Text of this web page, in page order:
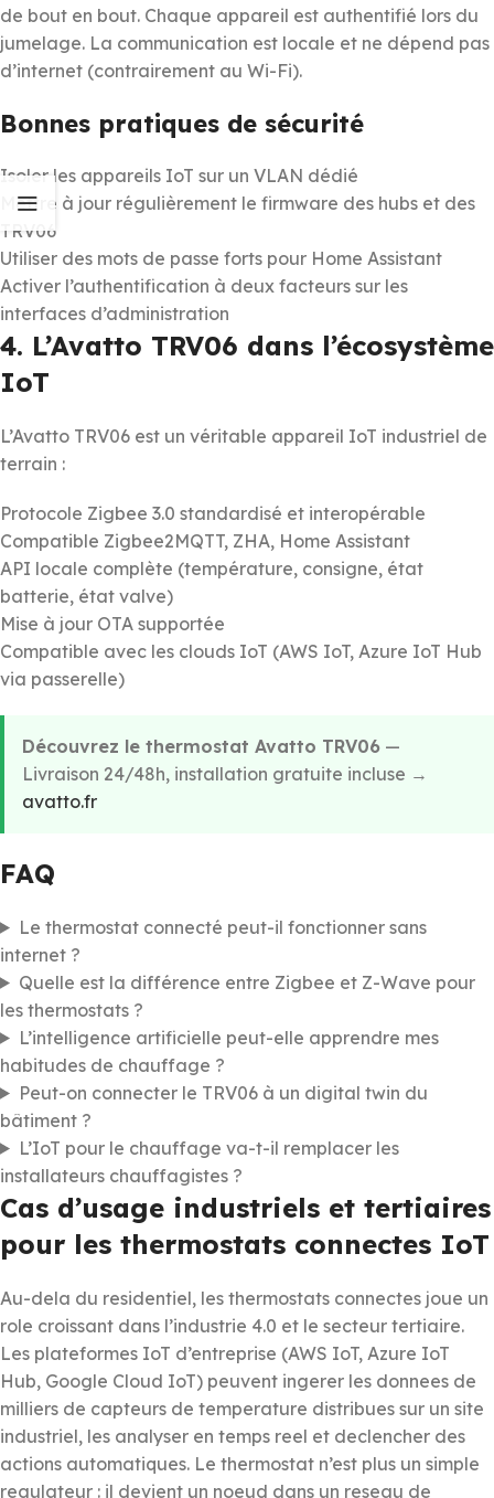
de bout en bout. Chaque appareil est authentifié lors du
jumelage. La communication est locale et ne dépend pas
d’internet (contrairement au Wi-Fi).
Bonnes pratiques de sécurité
Isoler les appareils IoT sur un VLAN dédié
Mettre à jour régulièrement le firmware des hubs et des
TRV06
Utiliser des mots de passe forts pour Home Assistant
Activer l’authentification à deux facteurs sur les
interfaces d’administration
4. L’Avatto TRV06 dans l’écosystème
IoT
L’Avatto TRV06 est un véritable appareil IoT industriel de
terrain :
Protocole Zigbee 3.0 standardisé et interopérable
Compatible Zigbee2MQTT, ZHA, Home Assistant
API locale complète (température, consigne, état
batterie, état valve)
Mise à jour OTA supportée
Compatible avec les clouds IoT (AWS IoT, Azure IoT Hub
via passerelle)
Découvrez le thermostat Avatto TRV06 —
Livraison 24/48h, installation gratuite incluse →
avatto.fr
FAQ
Le thermostat connecté peut-il fonctionner sans
internet ?
Quelle est la différence entre Zigbee et Z-Wave pour
les thermostats ?
L’intelligence artificielle peut-elle apprendre mes
habitudes de chauffage ?
Peut-on connecter le TRV06 à un digital twin du
bâtiment ?
L’IoT pour le chauffage va-t-il remplacer les
installateurs chauffagistes ?
Cas d’usage industriels et tertiaires
pour les thermostats connectes IoT
Au-dela du residentiel, les thermostats connectes joue un
role croissant dans l’industrie 4.0 et le secteur tertiaire.
Les plateformes IoT d’entreprise (AWS IoT, Azure IoT
Hub, Google Cloud IoT) peuvent ingerer les donnees de
milliers de capteurs de temperature distribues sur un site
industriel, les analyser en temps reel et declencher des
actions automatiques. Le thermostat n’est plus un simple
regulateur : il devient un noeud dans un reseau de